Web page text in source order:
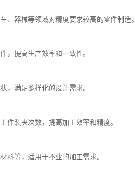
器械等领域对精度要求较高的零件制造。
，提高生产效率和一致性。
，满足多样化的设计需求。
装夹次数，提高加工效率和精度。
等，适用于不业的加工需求。